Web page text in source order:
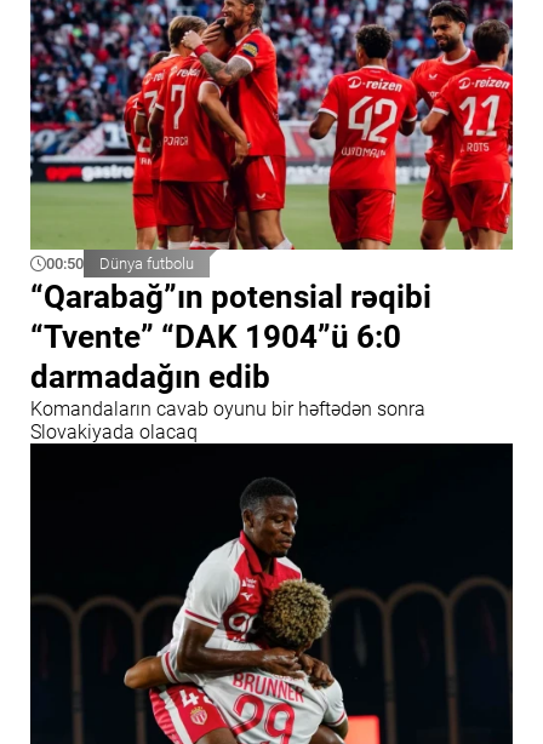
00:50 Dünya futbolu
“Qarabağ”ın potensial rəqibi
“Tvente” “DAK 1904”ü 6:0
darmadağın edib
Komandaların cavab oyunu bir həftədən sonra
Slovakiyada olacaq